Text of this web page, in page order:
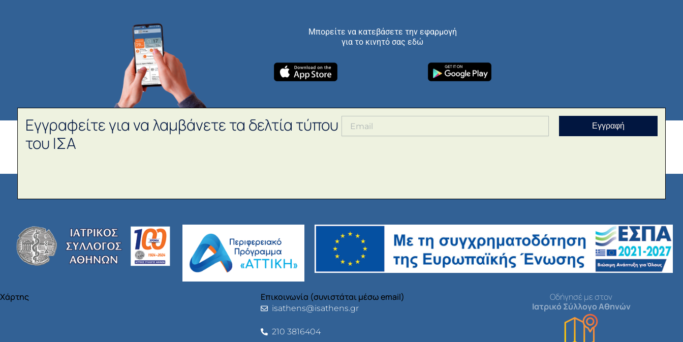
Μπορείτε να κατεβάσετε την εφαρμογή
για το κινητό σας εδώ
Εγγραφείτε για να λαμβάνετε τα δελτία τύπου
του ΙΣΑ
Εγγραφή
Χάρτης Επικοινωνία (συνιστάται μέσω email)
isathens@isathens.gr
210 3816404
Οδήγησέ με στον
Ιατρικό Σύλλογο Αθηνών